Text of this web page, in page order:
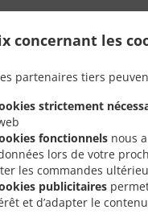
concernant les
partenaires tiers
strictement
fonctionnels nous
lors de votre
les commandes
publicitaires
et d’adapter le
près de Lëtzebuerg
menu interactif en
confirmer votre